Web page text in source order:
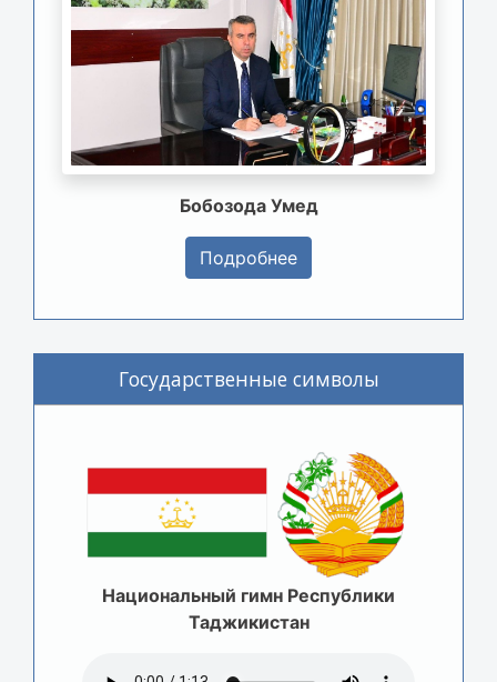
Бобозода Умед
Подробнее
Государственные символы
Национальный гимн Республики
Таджикистан